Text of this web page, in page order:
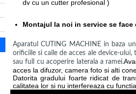
dv cu un cutter profesional )
Montajul la noi in service se face
Aparatul CUTING MACHINE in baza
orificiile si caile de acces ale device-
sau full cu acoperire laterala a ramei.
acces la difuzor, camera foto si alti
Datorita gradului foarte ridicat de
calitatea lor si nu interfereaza cu